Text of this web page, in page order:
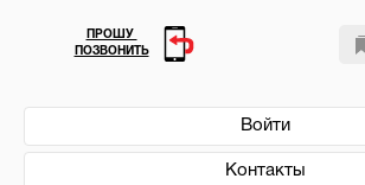
Войти
Контакты
ПРОШУ
ПОЗВОНИТЬ